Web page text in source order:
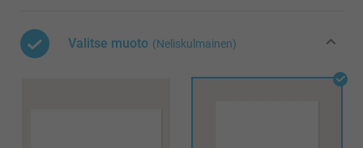
Valitse muoto (Neliskulmainen)